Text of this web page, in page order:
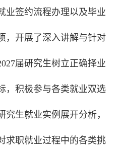
业签约流程办理以及毕业
，开展了深入讲解与针对
届研究生树立正确择业
，积极参与各类就业双选
生就业实例展开分析，
求职就业过程中的各类挑